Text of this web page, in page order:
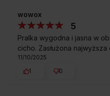
Darmowy odbiór
zużytego sprzętu
wowox
5
Pralka wygodna i jasna w
cicho. Zasłużona
11/10/2025
1
0